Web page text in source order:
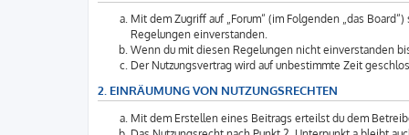
Mit dem Zugriff auf „Forum“ (im Folgenden „das
Regelungen einverstanden.
Wenn du mit diesen Regelungen nicht einverstanden
Der Nutzungsvertrag wird auf unbestimmte Zeit
2. EINRÄUMUNG VON NUTZUNGSRECHTEN
Mit dem Erstellen eines Beitrags erteilst du dem